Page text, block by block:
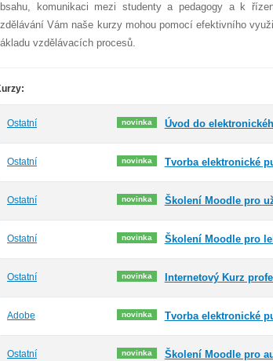
komunikaci mezi studenty a pedagogy a k
Vám naše kurzy mohou pomocí efektivního
vzdělávacích procesů.
Ostatní novinka Úvod do
Ostatní novinka Tvorba elektronické
Ostatní novinka Školení Moodle pro
Ostatní novinka Školení Moodle pro
Ostatní novinka Internetový Kurz
Adobe novinka Tvorba elektronické
Ostatní novinka Školení Moodle pro